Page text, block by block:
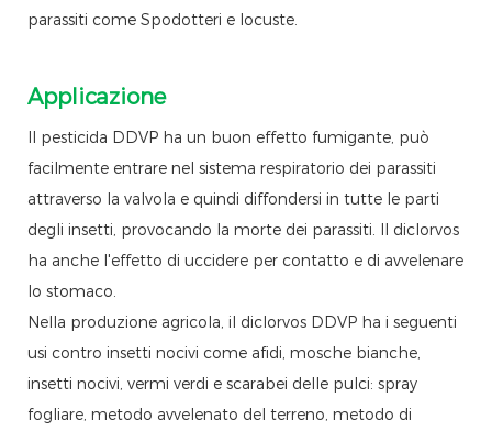
parassiti come Spodotteri e locuste.
Applicazione
Il pesticida DDVP ha un buon effetto fumigante, può
facilmente entrare nel sistema respiratorio dei parassiti
attraverso la valvola e quindi diffondersi in tutte le parti
degli insetti, provocando la morte dei parassiti. Il diclorvos
ha anche l'effetto di uccidere per contatto e di avvelenare
lo stomaco.
Nella produzione agricola, il diclorvos DDVP ha i seguenti
usi contro insetti nocivi come afidi, mosche bianche,
insetti nocivi, vermi verdi e scarabei delle pulci: spray
fogliare, metodo avvelenato del terreno, metodo di